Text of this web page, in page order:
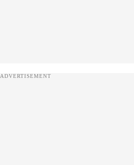
ADVERTISEMENT